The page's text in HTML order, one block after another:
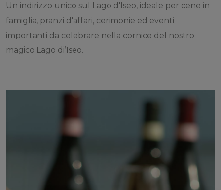
Un indirizzo unico sul Lago d'Iseo, ideale per cene in
famiglia, pranzi d'affari, cerimonie ed eventi
importanti da celebrare nella cornice del nostro
magico Lago di’Iseo.